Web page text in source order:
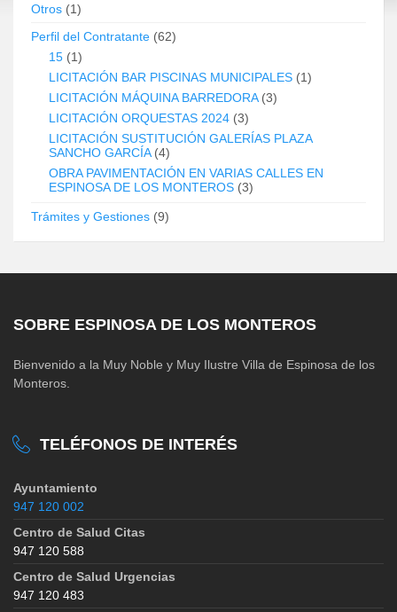
Otros (1)
Perfil del Contratante (62)
15 (1)
LICITACIÓN BAR PISCINAS MUNICIPALES (1)
LICITACIÓN MÁQUINA BARREDORA(3)
LICITACIÓN ORQUESTAS 2024 (3)
LICITACIÓN SUSTITUCIÓN GALERÍAS PLAZA
SANCHO GARCÍA(4)
OBRA PAVIMENTACIÓN EN VARIAS CALLES EN
ESPINOSA DE LOS MONTEROS (3)
Trámites y Gestiones (9)
SOBRE ESPINOSA DE LOS MONTEROS
Bienvenido a la Muy Noble y Muy Ilustre Villa de Espinosa de los
Monteros.
TELÉFONOS DE INTERÉS
Ayuntamiento
947 120 002
Centro de Salud Citas
947 120 588
Centro de Salud Urgencias
947 120 483